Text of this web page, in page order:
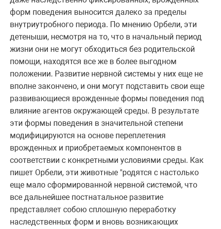
форм поведения выносится далеко за пределы
внутриутробного периода. По мнению Орбели, эти
детеныши, несмотря на то, что в начальный период
жизни они не могут обходиться без родительской
помощи, находятся все же в более выгодном
положении. Развитие нервной системы у них еще не
вполне закончено, и они могут подставить свои еще
развивающиеся врожденные формы поведения под
влияние агентов окружающей среды. В результате
эти формы поведения в значительной степени
модифицируются на основе переплетения
врожденных и приобретаемых компонентов в
соответствии с конкретными условиями среды. Как
пишет Орбели, эти животные "родятся с настолько
еще мало сформированной нервной системой, что
все дальнейшее постнатальное развитие
представляет собою сплошную переработку
наследственных форм и вновь возникающих